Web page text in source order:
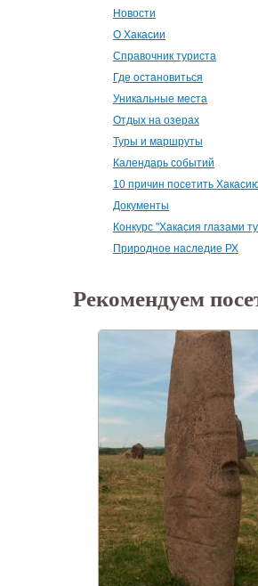
Новости
О Хакасии
Справочник туриста
Где остановиться
Уникальные места
Отдых на озерах
Туры и маршруты
Календарь событий
10 причин посетить
Документы
Конкурс "Хакасия глазами
Природное наследие РХ
Рекомендуем